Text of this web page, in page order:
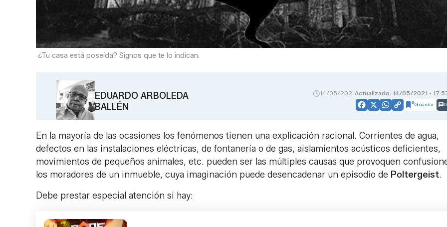
¿Tu casa está poseída? Signos que te lo indican.
EDUARDO ARBOLEDA
BALLÉN
14/05/2021Actualizado: 14/05/2021 -
Facebook
X WhatsApp
CopyGuardar 0
En la mayoría de las ocasiones los fenómenos tienen una explicación racional. Corrientes de agua,
defectos en las instalaciones eléctricas, de fontanería o de gas, aislamientos acústicos deficientes,
movimientos de pequeños animales, etc. pueden ser las múltiples causas que provoquen
los moradores de un inmueble, cuya imaginación puede desencadenar un episodio de Poltergeist.
Debe prestar especial atención si hay: